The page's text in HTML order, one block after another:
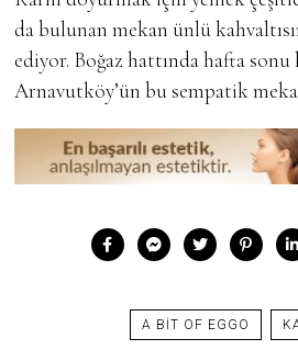
N
0
2
5
da bulunan mekan ünlü
ediyor. Boğaz hattında hafta sonu
Arnavutköy’ün bu sempatik
A BIT OF EGGO